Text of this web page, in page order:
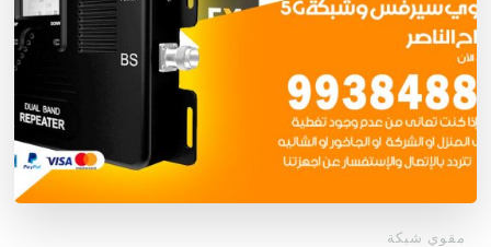
مقوي شبكة